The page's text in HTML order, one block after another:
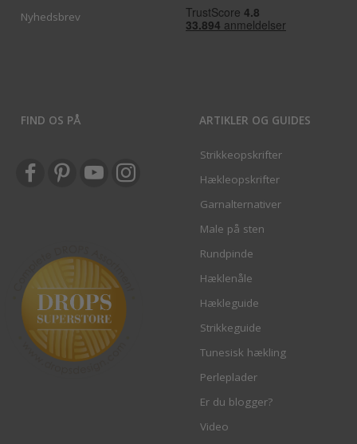
Nyhedsbrev
FIND OS PÅ ARTIKLER OG GUIDES
Strikkeopskrifter
Hækleopskrifter
Garnalternativer
Male på sten
Rundpinde
Hæklenåle
Hækleguide
Strikkeguide
Tunesisk hækling
Perleplader
Er du blogger?
Video